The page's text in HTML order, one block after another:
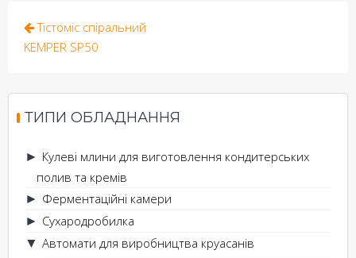
Post
navigation
Тістоміс спіральний
KEMPER SP50
ТИПИ ОБЛАДНАННЯ
► Кулеві млини для виготовлення кондитерських
полив та кремів
► Ферментаційні камери
► Сухародробилка
▼ Автомати для виробництва круасанів